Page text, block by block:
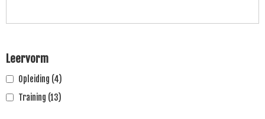
Leervorm
Opleiding (4)
Training (13)